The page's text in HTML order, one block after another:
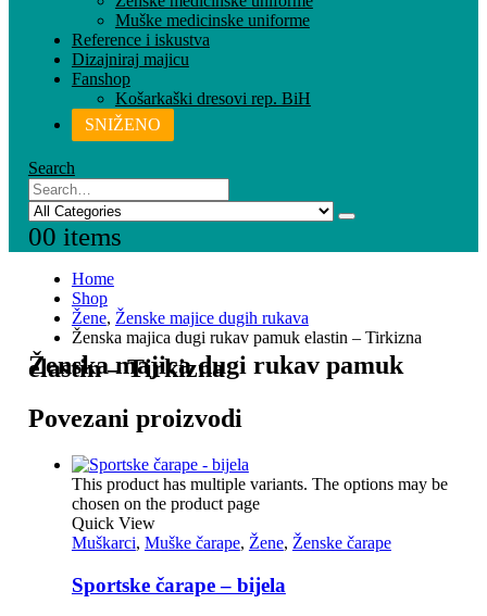
Muške medicinske uniforme
Reference i iskustva
Dizajniraj majicu
Fanshop
Košarkaški dresovi rep. BiH
SNIŽENO
Search
00 items
Home
Shop
Žene, Ženske majice dugih rukava
Ženska majica dugi rukav pamuk elastin – Tirkizna
Ženska majica dugi rukav pamuk
elastin – Tirkizna
Povezani proizvodi
This product has multiple variants. The options may be
chosen on the product page
Quick View
Muškarci, Muške čarape, Žene, Ženske čarape
Sportske čarape – bijela